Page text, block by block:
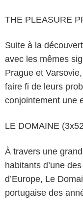
THE PLEASURE
Suite à la
avec les mêmes
Prague et
faire fi de leurs
conjointement une
LE DOMAINE
À travers une
habitants d’une
d’Europe, Le
portugaise des